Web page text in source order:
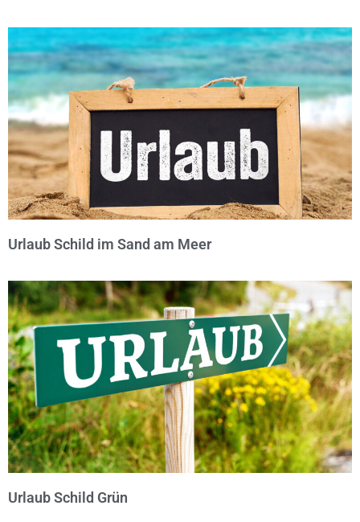
© Michael Bihlmayer
Urlaub Schild im Sand am Meer
© Michael Bihlmayer
Urlaub Schild Grün